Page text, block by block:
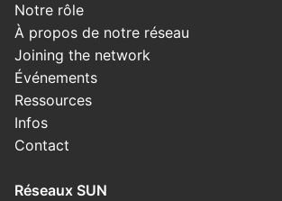
Notre rôle
À propos de notre réseau
Joining the network
Événements
Ressources
Infos
Contact
Réseaux SUN